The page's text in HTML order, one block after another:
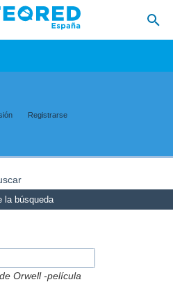
Registrarse
la búsqueda
Orwell -película